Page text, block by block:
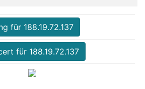
für 188.19.72.137
für 188.19.72.137